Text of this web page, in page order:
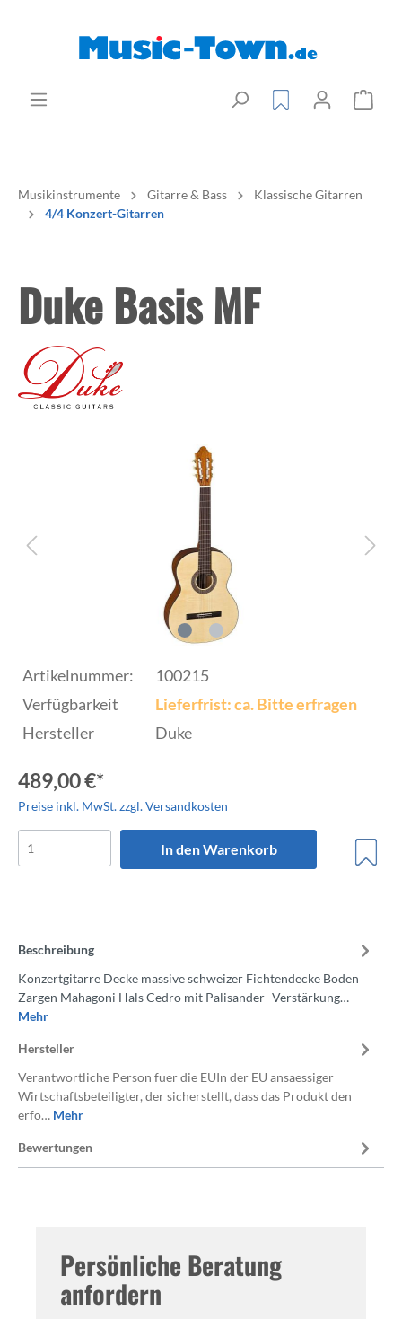
Musikinstrumente Gitarre & Bass
Klassische Gitarren
4/4 Konzert-Gitarren
Duke Basis MF
Artikelnummer:
100215
Verfügbarkeit
Lieferfrist: ca. Bitte erfragen
Hersteller
Duke
489,00 €*
Preise inkl. MwSt. zzgl. Versandkosten
In den Warenkorb
Beschreibung
Konzertgitarre Decke massive schweizer Fichtendecke Boden
Zargen Mahagoni Hals Cedro mit Palisander- Verstärkung…
Mehr
Hersteller
Verantwortliche Person fuer die EUIn der EU ansaessiger
Wirtschaftsbeteiligter, der sicherstellt, dass das Produkt den
erfo… Mehr
Bewertungen
Persönliche Beratung
anfordern